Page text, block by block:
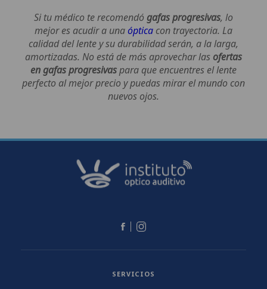
Si tu médico te recomendó gafas progresivas, lo
mejor es acudir a unaóptica con trayectoria. La
calidad del lente y su durabilidad serán, a la larga,
amortizadas. No está de más aprovechar las ofertas
en gafas progresivaspara que encuentres el lente
perfecto al mejor precio y puedas mirar el mundo con
nuevos ojos.
SERVICIOS